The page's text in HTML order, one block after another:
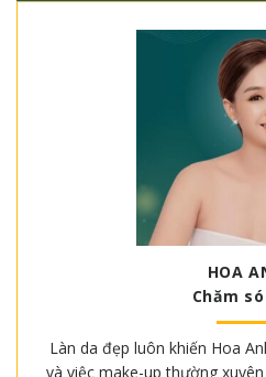
HOA
Chăm
Làn da đẹp luôn khiến Hoa
và việc make-up thường